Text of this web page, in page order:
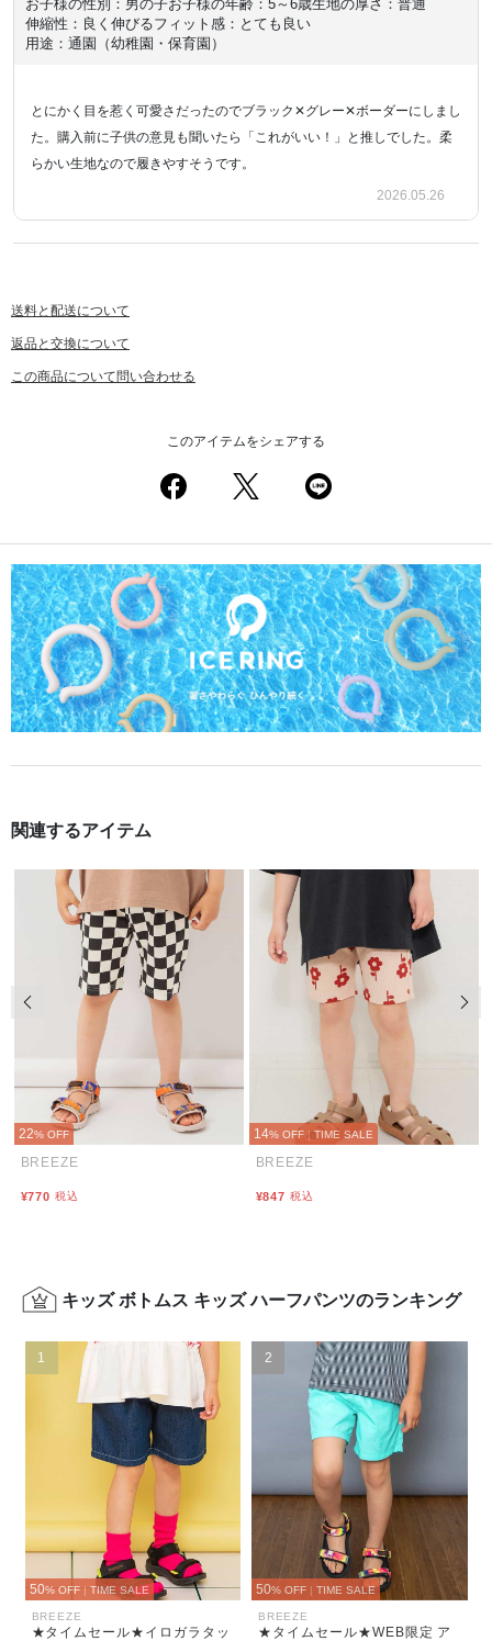
お子様の性別：男の子お子様の年齢：5～6歳生地の厚さ：普通
伸縮性：良く伸びるフィット感：とても良い
用途：通園（幼稚園・保育園）
とにかく目を惹く可愛さだったのでブラック✕グレー✕ボーダーにしまし
た。購入前に子供の意見も聞いたら「これがいい！」と推しでした。柔
らかい生地なので履きやすそうです。
2026.05.26
送料と配送について
返品と交換について
この商品について問い合わせる
このアイテムをシェアする
関連するアイテム
22% OFF
BREEZE
¥770 税込
14% OFF | TIME SALE
BREEZE
¥847 税込
前の画像 次
キッズ ボトムス キッズ ハーフパンツのランキング
1
50% OFF | TIME SALE
BREEZE
★タイムセール★イロガラタッ
2
50% OFF | TIME SALE
BREEZE
★タイムセール★WEB限定 ア